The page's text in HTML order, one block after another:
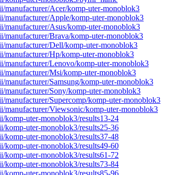
manufacturer/Acer/komp-uter-monoblok3
manufacturer/Apple/komp-uter-monoblok3
manufacturer/Asus/komp-uter-monoblok3
manufacturer/Brava/komp-uter-monoblok3
manufacturer/Dell/komp-uter-monoblok3
manufacturer/Hp/komp-uter-monoblok3
manufacturer/Lenovo/komp-uter-monoblok3
manufacturer/Msi/komp-uter-monoblok3
manufacturer/Samsung/komp-uter-monoblok3
manufacturer/Sony/komp-uter-monoblok3
manufacturer/Supercomp/komp-uter-monoblok3
manufacturer/Viewsonic/komp-uter-monoblok3
komp-uter-monoblok3/results13-24
komp-uter-monoblok3/results25-36
komp-uter-monoblok3/results37-48
komp-uter-monoblok3/results49-60
komp-uter-monoblok3/results61-72
komp-uter-monoblok3/results73-84
komp-uter-monoblok3/results85-96